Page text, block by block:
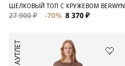
ШЕЛКОВЫЙ ТОП С КРУЖЕВОМ BERWYN
27 900 ₽ -70% 8 370 ₽
АУТЛЕТ